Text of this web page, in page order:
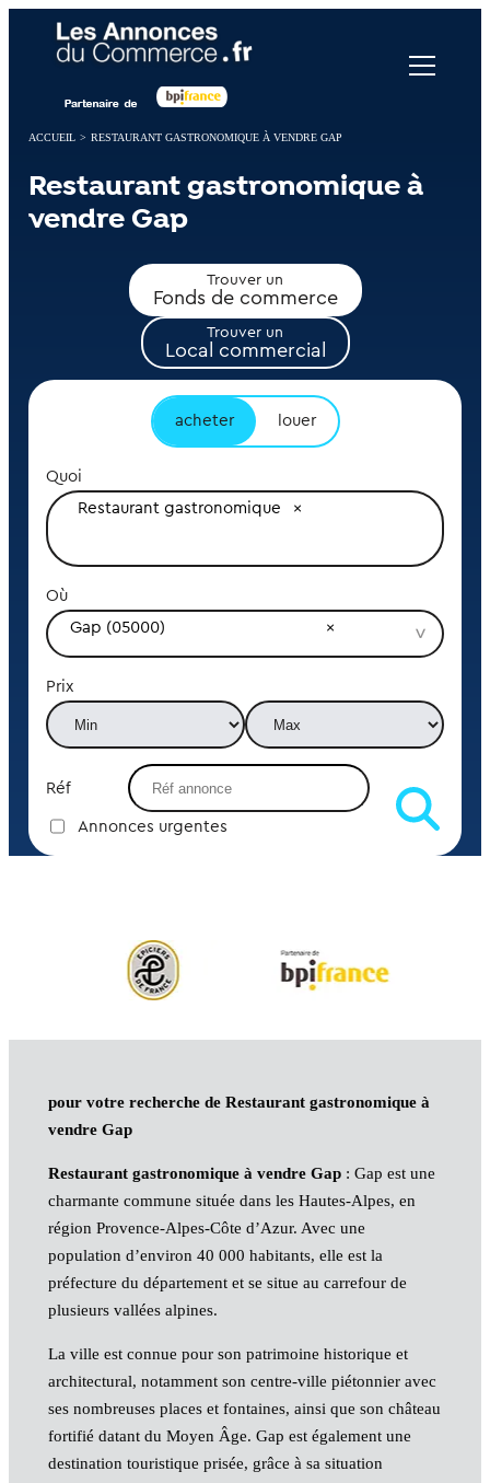
ACCUEIL > RESTAURANT GASTRONOMIQUE À VENDRE GAP
Restaurant gastronomique à
vendre Gap
Trouver un
Fonds de commerce
Trouver un
Local commercial
acheter louer
Quoi
Restaurant gastronomique
Où
Gap (05000)
Prix
Réf
Annonces urgentes
pour votre recherche de Restaurant gastronomique à
vendre Gap
Restaurant gastronomique à vendre Gap: Gap est une
charmante commune située dans les Hautes-Alpes, en
région Provence-Alpes-Côte d’Azur. Avec une
population d’environ 40 000 habitants, elle est la
préfecture du département et se situe au carrefour de
plusieurs vallées alpines.
La ville est connue pour son patrimoine historique et
architectural, notamment son centre-ville piétonnier avec
ses nombreuses places et fontaines, ainsi que son château
fortifié datant du Moyen Âge. Gap est également une
destination touristique prisée, grâce à sa situation
Panneau de gestion des cookies